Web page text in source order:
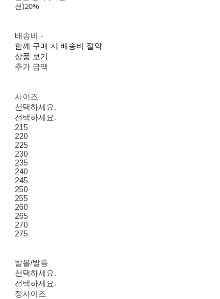
션)20%
배송비 -
함께 구매 시 배송비 절약
상품 보기
추가 금액
사이즈
선택하세요.
선택하세요.
215
220
225
230
235
240
245
250
255
260
265
270
275
발볼/발등
선택하세요.
선택하세요.
정사이즈